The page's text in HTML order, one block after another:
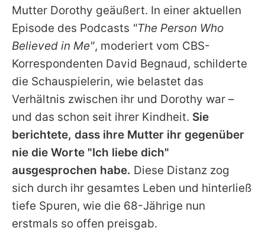
Jobs
App runterladen
Team
Redaktionelle Richtlinien
Impressum
Datenschutzerklärung
Utiq verwalten
Mutter Dorothy geäußert. In einer aktuellen
Episode des Podcasts "The Person Who
Believed in Me", moderiert vom CBS-
Korrespondenten David Begnaud, schilderte
die Schauspielerin, wie belastet das
Verhältnis zwischen ihr und Dorothy war –
und das schon seit ihrer Kindheit. Sie
berichtete, dass ihre Mutter ihr gegenüber
nie die Worte "Ich liebe dich"
ausgesprochen habe. Diese Distanz zog
sich durch ihr gesamtes Leben und hinterließ
tiefe Spuren, wie die 68-Jährige nun
erstmals so offen preisgab.